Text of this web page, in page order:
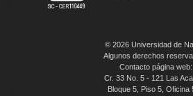
© 2026 Universidad de
Algunos derechos
Contacto página web:
Cr. 33 No. 5 - 121 Las
Bloque 5, Piso 5, Oficina